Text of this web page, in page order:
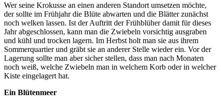
Wer seine Krokusse an einen anderen Standort umsetzen möchte,
der sollte im Frühjahr die Blüte abwarten und die Blätter zunächst
noch welken lassen. Ist der Auftritt der Frühblüher damit für dieses
Jahr abgeschlossen, kann man die Zwiebeln vorsichtig ausgraben
und kühl und trocken lagern. Im Herbst holt man sie aus ihrem
Sommerquartier und gräbt sie an anderer Stelle wieder ein. Vor der
Lagerung sollte man aber sicher stellen, dass man nach Monaten
noch weiß, welche Zwiebeln man in welchem Korb oder in welcher
Kiste eingelagert hat.
Ein Blütenmeer